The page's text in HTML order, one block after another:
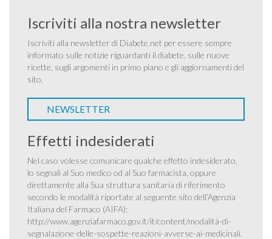
Iscriviti alla nostra newsletter
Iscriviti alla newsletter di Diabete.net per essere sempre
informato sulle notizie riguardanti il diabete, sulle nuove
ricette, sugli argomenti in primo piano e gli aggiornamenti del
sito.
NEWSLETTER
Effetti indesiderati
Nel caso volesse comunicare qualche effetto indesiderato,
lo segnali al Suo medico od al Suo farmacista, oppure
direttamente alla Sua struttura sanitaria di riferimento
secondo le modalità riportate al seguente sito dell’Agenzia
Italiana del Farmaco (AIFA):
http://www.agenziafarmaco.gov.it/it/content/modalità-di-
segnalazione-delle-sospette-reazioni-avverse-ai-medicinali.